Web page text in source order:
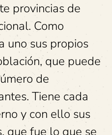
provincias de
Como
uno sus propios
que puede
de
Tiene cada
y con ello sus
que fue lo que se